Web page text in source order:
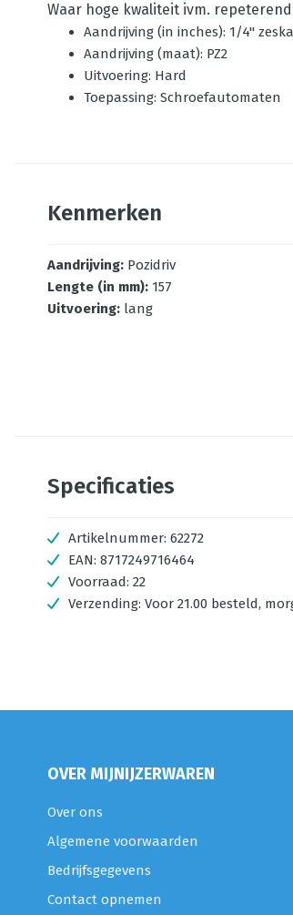
Waar hoge kwaliteit ivm.
Aandrijving (in inches): 1/4''
Aandrijving (maat): PZ2
Uitvoering: Hard
Toepassing: Schroefautomaten
Kenmerken
Aandrijving: Pozidriv
Lengte (in mm): 157
Uitvoering: lang
Specificaties
Artikelnummer: 62272
EAN: 8717249716464
Voorraad: 22
Verzending: Voor 21.00 besteld,
OVER MIJNIJZERWAREN
Over ons
Algemene voorwaarden
Bedrijfsgegevens
Contact opnemen